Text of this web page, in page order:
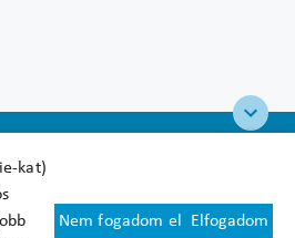
kat)
Nem fogadom el Elfogadom
feltételek